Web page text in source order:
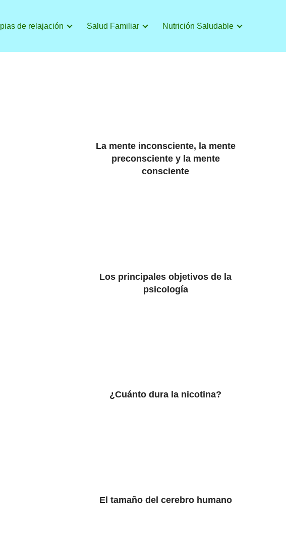
de relajación Salud Familiar Nutrición Saludable
La mente inconsciente, la mente
preconsciente y la mente
consciente
Los principales objetivos de la
psicología
¿Cuánto dura la nicotina?
El tamaño del cerebro humano